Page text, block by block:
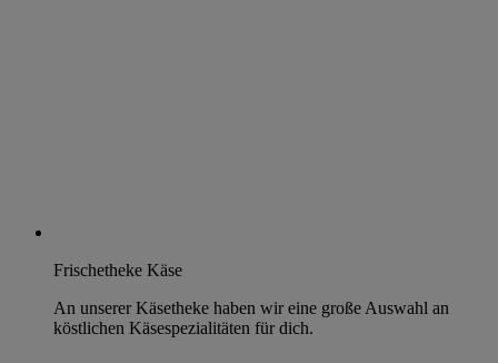
Frischetheke Käse
An unserer Käsetheke haben wir eine große Auswahl an
köstlichen Käsespezialitäten für dich.